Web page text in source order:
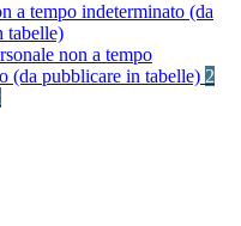
a tempo indeterminato (da
tabelle)
non a tempo
(da pubblicare in tabelle) 2